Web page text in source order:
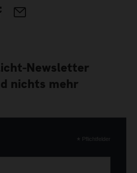
Newsletter
nichts mehr
* Pflichtfelder